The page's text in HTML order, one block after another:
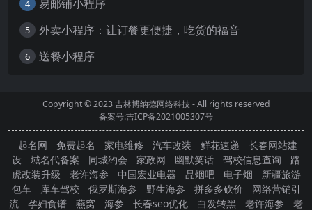
4 易邮铺小程序
5 外卖小程序：让订餐更便捷，吃货的福音
6 送餐小程序
Copyright © 2023吉林博纳德网络科技- All rights reserved
备案号:吉ICP备2021005307号
起名网 免费起名 家电维修 汽车改装 鲜花速递
长春网站建
设
域名代备案 同城约会 家政网 幽默笑话 驾校信息查询
路
虎改装升级
老许海参 中国宏业电器 品烟吧 电子烟
新疆旅游
包车
库车驾校 俄罗斯海参 野生海参 拼多多砍价
网络营销引
流
孕妇食谱 燕窝 海参 长春seo优化 白发转黑 老许海参 老